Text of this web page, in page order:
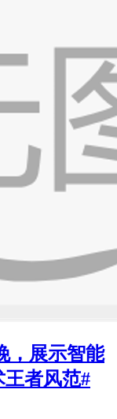
，展示智能
者风范#